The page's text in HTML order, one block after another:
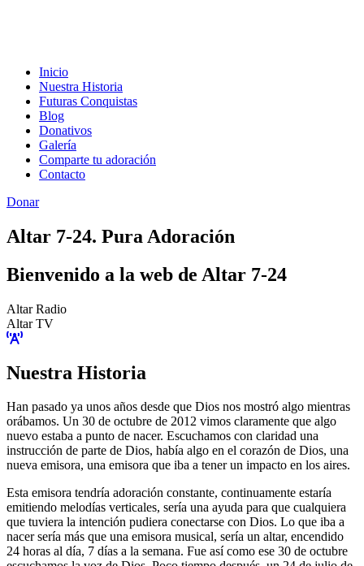
Inicio
Nuestra Historia
Futuras Conquistas
Blog
Donativos
Galería
Comparte tu adoración
Contacto
Donar
Altar 7-24. Pura Adoración
Bienvenido a la web de Altar 7-24
Altar Radio
Altar TV
Nuestra Historia
Han pasado ya unos años desde que Dios nos mostró algo mientras
orábamos. Un 30 de octubre de 2012 vimos claramente que algo
nuevo estaba a punto de nacer. Escuchamos con claridad una
instrucción de parte de Dios, había algo en el corazón de Dios, una
nueva emisora, una emisora que iba a tener un impacto en los aires.
Esta emisora tendría adoración constante, continuamente estaría
emitiendo melodías verticales, sería una ayuda para que cualquiera
que tuviera la intención pudiera conectarse con Dios. Lo que iba a
nacer sería más que una emisora musical, sería un altar, encendido
24 horas al día, 7 días a la semana. Fue así como ese 30 de octubre